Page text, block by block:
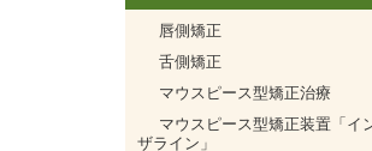
唇側矯正
舌側矯正
マウスピース型矯正治療
マウスピース型矯正装置「イ
ザライン」